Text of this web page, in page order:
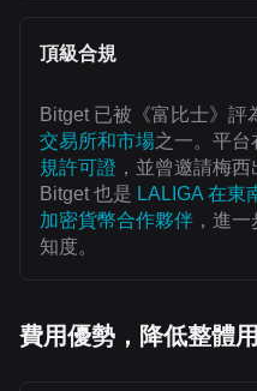
頂級合規
Bitget 已被《富比士》評
交易所和市場之一。平台
規許可證 ，並曾邀請梅
Bitget 也是 LALIGA 在東
加密貨幣合作夥伴 ，進
知度。
費用優勢，降低整體